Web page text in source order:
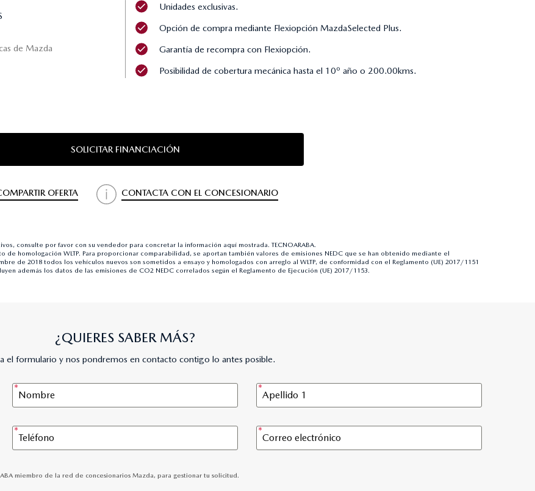
de Mazda
Unidades exclusivas.
Opción de compra mediante Flexiopción MazdaSelected Plus.
Garantía de recompra con Flexiopción.
Posibilidad de cobertura mecánica hasta el 10º año o 200.00kms.
SOLICITAR FINANCIACIÓN
OFERTA CONTACTA CON EL CONCESIONARIO
consulte por favor con su vendedor para concretar la información aquí mostrada. TECNOARABA.
homologación WLTP. Para proporcionar comparabilidad, se aportan también valores de emisiones NEDC que se han obtenido mediante el
de 2018 todos los vehículos nuevos son sometidos a ensayo y homologados con arreglo al WLTP, de conformidad con el Reglamento (UE) 2017/1151
además los datos de las emisiones de CO2 NEDC correlados según el Reglamento de Ejecución (UE) 2017/1153.
¿QUIERES SABER MÁS?
el formulario y nos pondremos en contacto contigo lo antes posible.
miembro de la red de concesionarios Mazda, para gestionar tu solicitud.